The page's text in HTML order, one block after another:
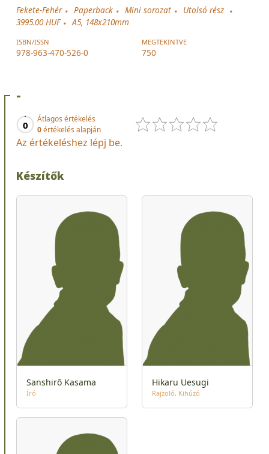
Fekete-Fehér Paperback Mini sorozat
Utolsó rész
3995.00 HUF
A5, 148x210mm
ISBN/ISSN
978-963-470-526-0
MEGTEKINTVE
750
-
0
Átlagos értékelés
0értékelés alapján
Az értékeléshez lépj be.
Készítők
Sanshirō Kasama
Író
Hikaru Uesugi
Rajzoló Kihúzó